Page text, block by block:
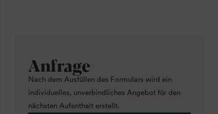
Anfrage
Nach dem Ausfüllen des Formulars wird ein
individuelles, unverbindliches Angebot für den
nächsten Aufenthalt erstellt.